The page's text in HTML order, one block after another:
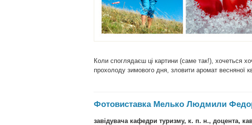
Коли споглядаєш ці картини (саме так!), хочеться
прохолоду зимового дня, зловити аромат весняної
Фотовиставка Мелько Людмили
завідувача кафедри туризму, к. п. н., доцента,